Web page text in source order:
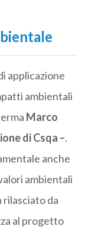
applicazione
ambientali
Marco
di Csqa –.
anche
ambientali
rilasciato da
al progetto